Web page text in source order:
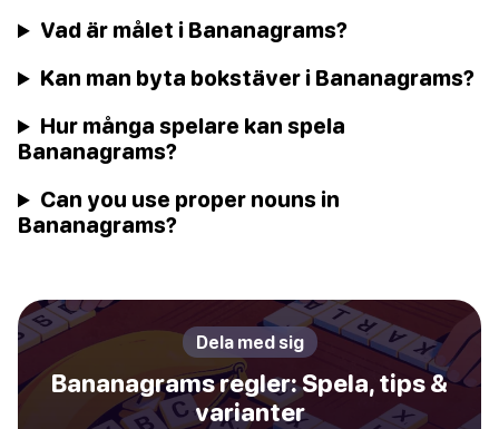
Vad är målet i Bananagrams?
Kan man byta bokstäver i Bananagrams?
Hur många spelare kan spela
Bananagrams?
Can you use proper nouns in
Bananagrams?
Dela med sig
Bananagrams regler: Spela, tips &
varianter